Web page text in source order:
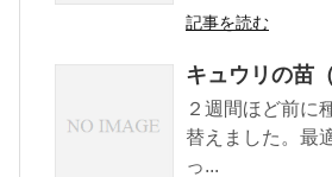
記事を読む
キュウリの苗
２週間ほど前に
替えました。最
っ...